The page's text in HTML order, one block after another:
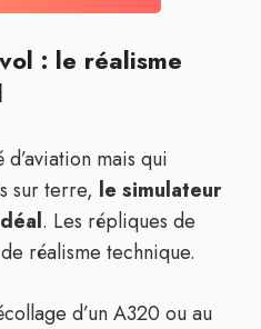
: le réalisme
d’aviation mais qui
sur terre, le simulateur
. Les répliques de
réalisme technique.
d’un A320 ou au